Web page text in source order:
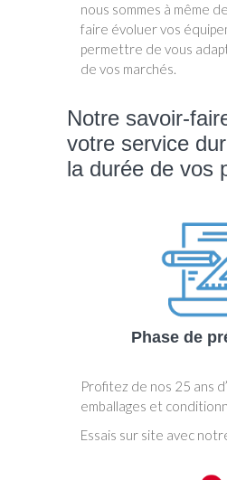
nous sommes à même
faire évoluer vos
permettre de vous
de vos marchés.
Notre savoir-
votre service
la durée de vos
Phase de
Profitez de nos 25 ans
emballages et
Essais sur site avec